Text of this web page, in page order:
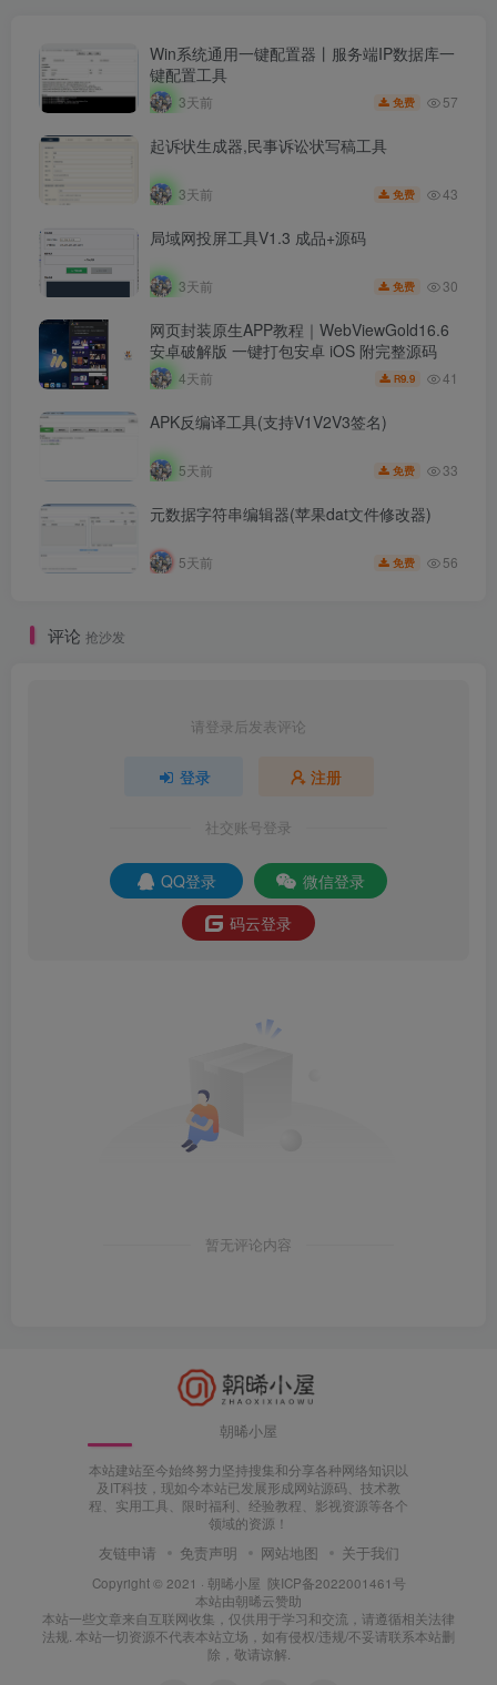
Win系统通用一键配置器丨服务端IP数据库一
键配置工具
3天前 免费 57
起诉状生成器,民事诉讼状写稿工具
3天前 免费 43
局域网投屏工具V1.3 成品+源码
3天前 免费 30
网页封装原生APP教程｜WebViewGold16.6
安卓破解版 一键打包安卓 iOS 附完整源码
4天前 R9.9 41
APK反编译工具(支持V1V2V3签名)
5天前 免费 33
元数据字符串编辑器(苹果dat文件修改器)
5天前 免费 56
评论 抢沙发
请登录后发表评论
登录 注册
社交账号登录
QQ登录
微信登录
码云登录
暂无评论内容
朝晞小屋
本站建站至今始终努力坚持搜集和分享各种网络知识以
及IT科技，现如今本站已发展形成网站源码、技术教
程、实用工具、限时福利、经验教程、影视资源等各个
领域的资源！
友链申请 免责声明 网站地图 关于我们
Copyright © 2021 · 朝晞小屋 陕ICP备2022001461号
本站由朝晞云赞助
本站一些文章来自互联网收集，仅供用于学习和交流，请遵循相关法律
法规. 本站一切资源不代表本站立场，如有侵权/违规/不妥请联系本站删
除，敬请谅解.